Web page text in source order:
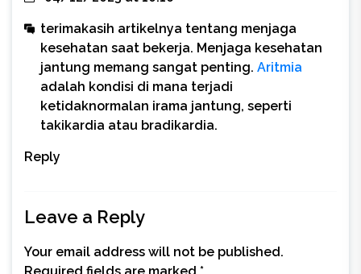
terimakasih artikelnya tentang menjaga
kesehatan saat bekerja. Menjaga kesehatan
jantung memang sangat penting. Aritmia
adalah kondisi di mana terjadi
ketidaknormalan irama jantung, seperti
takikardia atau bradikardia.
Reply
Leave a Reply
Your email address will not be published.